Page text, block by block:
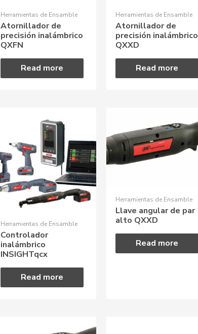
Herramientas de Ensamble
Atornillador de
precisión inalámbrico
QXFN
Read more
Herramientas de Ensamble
Atornillador de
precisión inalámbrico
QXXD
Read more
Herramientas de Ensamble
Controlador
inalámbrico
INSIGHTqcx
Read more
Herramientas de Ensamble
Llave angular de par
alto QXXD
Read more